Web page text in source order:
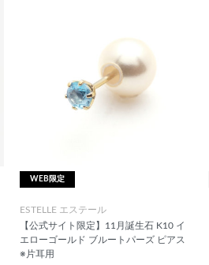
WEB限定
ESTELLE エステール
【公式サイト限定】11月誕生石 K10 イ
エローゴールド ブルートパーズ ピアス
※片耳用